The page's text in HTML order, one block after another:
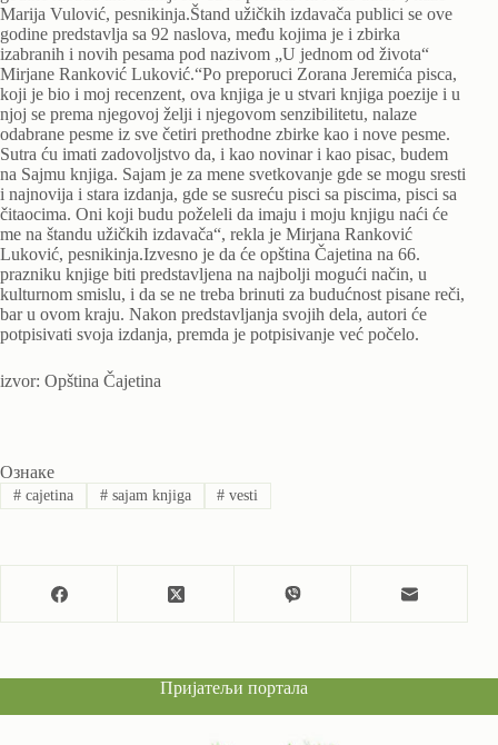
Marija Vulović, pesnikinja.Štand užičkih izdavača publici se ove
godine predstavlja sa 92 naslova, među kojima je i zbirka
izabranih i novih pesama pod nazivom „U jednom od života“
Mirjane Ranković Luković.“Po preporuci Zorana Jeremića pisca,
koji je bio i moj recenzent, ova knjiga je u stvari knjiga poezije i u
njoj se prema njegovoj želji i njegovom senzibilitetu, nalaze
odabrane pesme iz sve četiri prethodne zbirke kao i nove pesme.
Sutra ću imati zadovoljstvo da, i kao novinar i kao pisac, budem
na Sajmu knjiga. Sajam je za mene svetkovanje gde se mogu sresti
i najnovija i stara izdanja, gde se susreću pisci sa piscima, pisci sa
čitaocima. Oni koji budu poželeli da imaju i moju knjigu naći će
me na štandu užičkih izdavača“, rekla je Mirjana Ranković
Luković, pesnikinja.Izvesno je da će opština Čajetina na 66.
prazniku knjige biti predstavljena na najbolji mogući način, u
kulturnom smislu, i da se ne treba brinuti za budućnost pisane reči,
bar u ovom kraju. Nakon predstavljanja svojih dela, autori će
potpisivati svoja izdanja, premda je potpisivanje već počelo.
izvor: Opština Čajetina
Ознаке
#cajetina #sajam knjiga # vesti
Пријатељи портала